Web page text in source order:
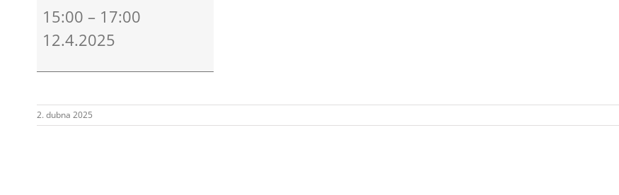
doba
sběrného
na
pouze
biodpad.
15:00 – 17:00
12.4.2025
2. dubna 2025